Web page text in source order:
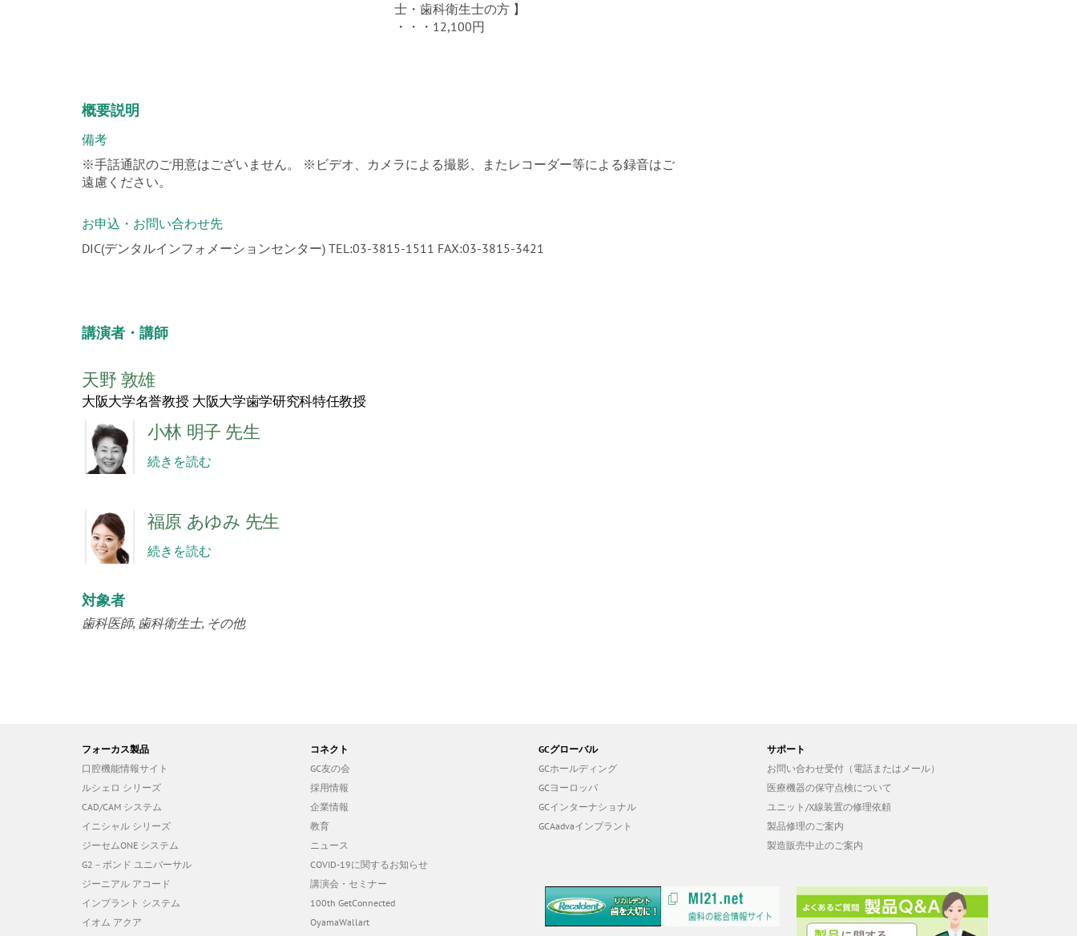
士・歯科衛生士の方 】
・・・12,100円
概要説明
備考
※手話通訳のご用意はございません。 ※ビデオ、カメラによる撮影、またレコーダー等による録音はご
遠慮ください。
お申込・お問い合わせ先
DIC(デンタルインフォメーションセンター) TEL:03-3815-1511 FAX:03-3815-3421
講演者・講師
天野 敦雄
大阪大学名誉教授 大阪大学歯学研究科特任教授
小林 明子 先生
続きを読む
福原 あゆみ 先生
続きを読む
対象者
歯科医師 歯科衛生士 その他
フォーカス製品
口腔機能情報サイト
ルシェロ シリーズ
CAD/CAM システム
イニシャル シリーズ
ジーセムONE システム
G2－ボンド ユニバーサル
ジーニアル アコード
インプラント システム
イオム アクア
コネクト
GC友の会
採用情報
企業情報
教育
ニュース
COVID-19に関するお知らせ
講演会・セミナー
100th GetConnected
OyamaWallart
GCグローバル
GCホールディング
GCヨーロッパ
GCインターナショナル
GCAadvaインプラント
サポート
お問い合わせ受付（電話またはメール）
医療機器の保守点検について
ユニット/X線装置の修理依頼
製品修理のご案内
製造販売中止のご案内